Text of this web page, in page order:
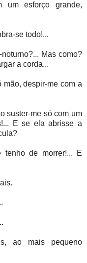
um esforço grande,
se todo!...
Mas como?
a corda...
mão, despir-me com a
suster-me só com um
E se ela abrisse a
de morrer!... E
ao mais pequeno